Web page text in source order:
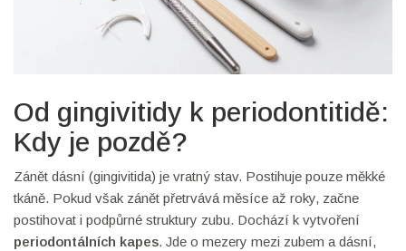
Od gingivitidy k periodontitidě:
Kdy je pozdě?
Zánět dásní (gingivitida) je vratný stav. Postihuje pouze měkké
tkáně. Pokud však zánět přetrvává měsíce až roky, začne
postihovat i podpůrné struktury zubu. Dochází k vytvoření
periodontálních kapes. Jde o mezery mezi zubem a dásní,